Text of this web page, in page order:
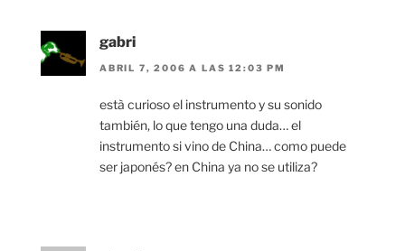
gabri
ABRIL 7, 2006 A LAS 12:03 PM
està curioso el instrumento y su sonido
también, lo que tengo una duda… el
instrumento si vino de China… como puede
ser japonés? en China ya no se utiliza?